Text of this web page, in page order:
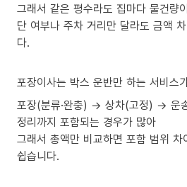
그래서 같은 평수라도 집마다 물건량
단 여부나 주차 거리만 달라도 금액
다.
포장이사는 박스 운반만 하는 서비스
포장(분류·완충) → 상차(고정) →
정리까지 포함되는 경우가 많아
그래서 총액만 비교하면 포함 범위 차
쉽습니다.